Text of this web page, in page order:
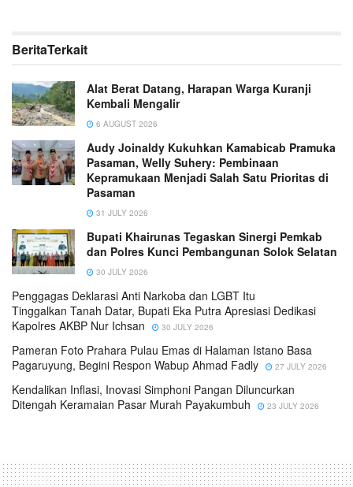
BeritaTerkait
Alat Berat Datang, Harapan Warga Kuranji
Kembali Mengalir
6 AUGUST 2026
Audy Joinaldy Kukuhkan Kamabicab Pramuka
Pasaman, Welly Suhery: Pembinaan
Kepramukaan Menjadi Salah Satu Prioritas di
Pasaman
31 JULY 2026
Bupati Khairunas Tegaskan Sinergi Pemkab
dan Polres Kunci Pembangunan Solok Selatan
30 JULY 2026
Penggagas Deklarasi Anti Narkoba dan LGBT Itu
Tinggalkan Tanah Datar, Bupati Eka Putra Apresiasi Dedikasi
Kapolres AKBP Nur Ichsan
30 JULY 2026
Pameran Foto Prahara Pulau Emas di Halaman Istano Basa
Pagaruyung, Begini Respon Wabup Ahmad Fadly
27 JULY 2026
Kendalikan Inflasi, Inovasi Simphoni Pangan Diluncurkan
Ditengah Keramaian Pasar Murah Payakumbuh
23 JULY 2026